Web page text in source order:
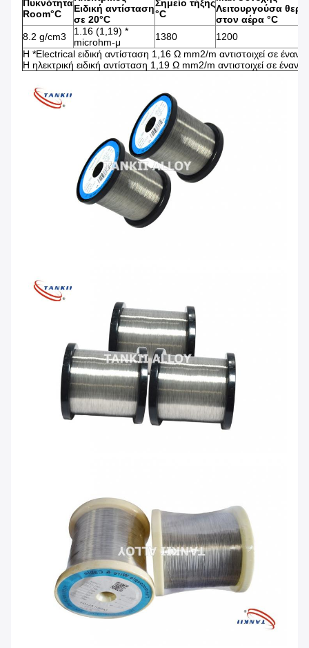
Πυκνότητα
Room°C
Ειδική αντίσταση
σε 20°C
Σημείο τήξης
°C
Λειτουργούσα
στον αέρα °C
8.2 g/cm3
1.16 (1,19) *
microhm-μ
1380
1200
Η *Electrical ειδική αντίσταση 1,16 Ω mm2/m αντιστοιχεί σε έναν
Η ηλεκτρική ειδική αντίσταση 1,19 Ω mm2/m αντιστοιχεί σε έναν